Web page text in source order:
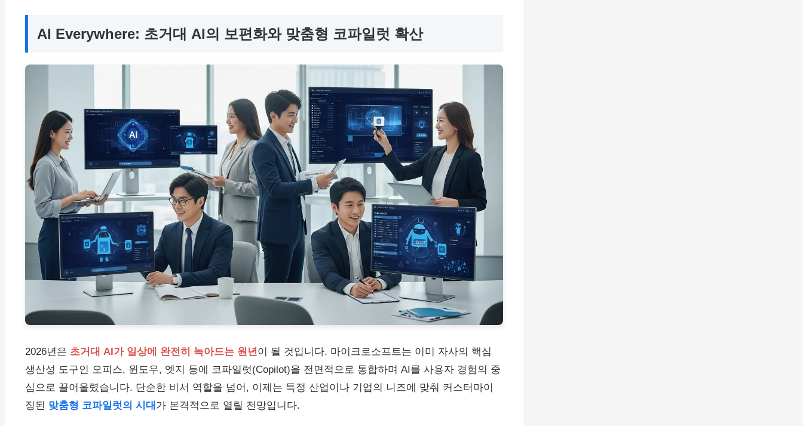
AI Everywhere: 초거대 AI의 보편화와 맞춤형 코파일럿 확산
2026년은 초거대 AI가 일상에 완전히 녹아드는 원년이 될 것입니다. 마이크로소프트는 이미 자사의 핵심
생산성 도구인 오피스, 윈도우, 엣지 등에 코파일럿(Copilot)을 전면적으로 통합하며 AI를 사용자 경험의 중
심으로 끌어올렸습니다. 단순한 비서 역할을 넘어, 이제는 특정 산업이나 기업의 니즈에 맞춰 커스터마이
징된 맞춤형 코파일럿의 시대 가 본격적으로 열릴 전망입니다.